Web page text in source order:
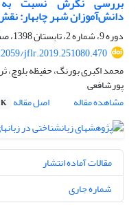
دانش‌آموزان شهر چابهار:
دوره 9، شماره 2، تابستان 1398، صفحه
jflr.2019.251080.470
محمد اکبری بورنگ، حفیظه بلوچ،
پورشافعی
مشاهده مقاله
اصل مقاله
مقالات آماده انتشار
شماره جاری